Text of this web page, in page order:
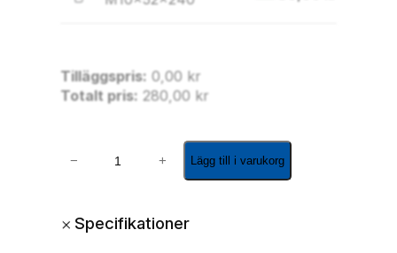
Tilläggspris: 0,00 kr
Totalt pris: 280,00 kr
o
− + Lägg till i varukorg
+Specifikationer